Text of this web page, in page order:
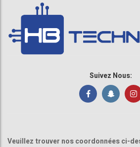
Suivez Nous:
Veuillez trouver nos coordonnées ci-